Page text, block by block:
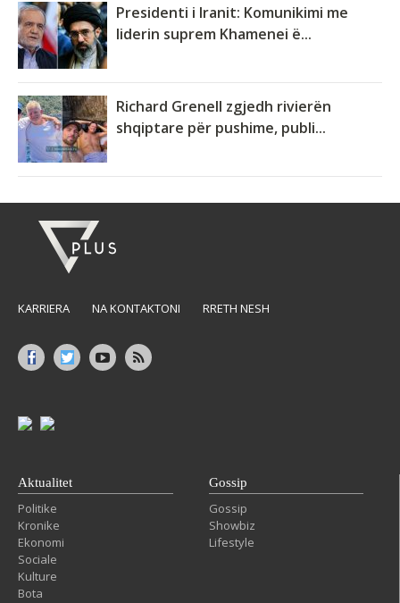
Presidenti i Iranit: Komunikimi me
liderin suprem Khamenei ë...
Richard Grenell zgjedh rivierën
shqiptare për pushime, publi...
KARRIERA NA KONTAKTONI RRETH NESH
Aktualitet
Politike
Kronike
Ekonomi
Sociale
Kulture
Bota
Gossip
Gossip
Showbiz
Lifestyle